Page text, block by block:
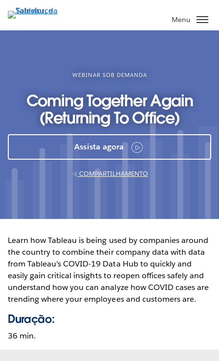
Pular
para
o
Menu
WEBINAR SOB DEMANDA
Coming Together Again
(Returning To Office)
Assista agora
COMPARTILHAMENTO
Learn how Tableau is being used by companies around
the country to combine their company data with data
from Tableau's COVID-19 Data Hub to quickly and
easily gain critical insights to reopen offices safely and
understand how you can analyze how COVID cases are
trending where your employees and customers are.
Duração:
36 min.